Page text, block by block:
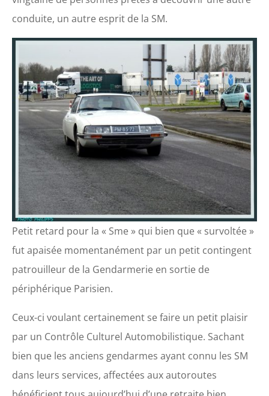
conduite, un autre esprit de la SM.
Petit retard pour la « Sme » qui bien que « survoltée »
fut apaisée momentanément par un petit contingent
patrouilleur de la Gendarmerie en sortie de
périphérique Parisien.
Ceux-ci voulant certainement se faire un petit plaisir
par un Contrôle Culturel Automobilistique. Sachant
bien que les anciens gendarmes ayant connu les SM
dans leurs services, affectées aux autoroutes